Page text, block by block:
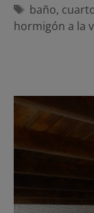
Etiquetas
baño,
hormigón a la